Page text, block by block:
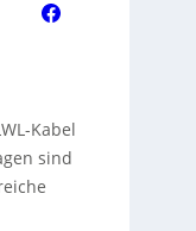
Kabel
sind